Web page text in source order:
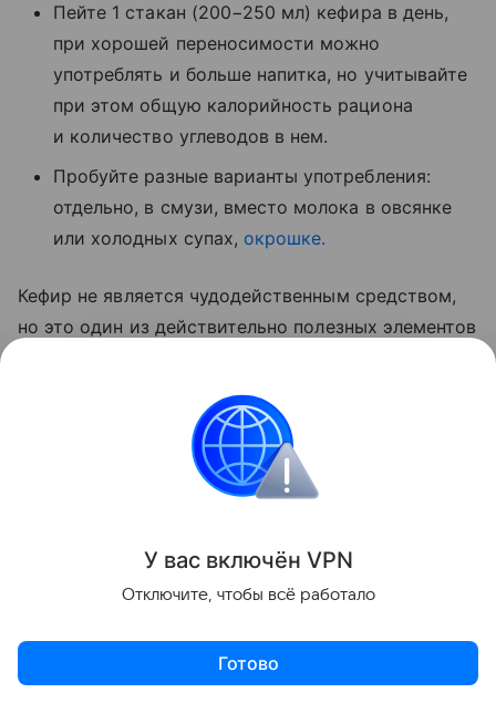
Пейте 1 стакан (200−250 мл) кефира в день,
при хорошей переносимости можно
употреблять и больше напитка, но учитывайте
при этом общую калорийность рациона
и количество углеводов в нем.
Пробуйте разные варианты употребления:
отдельно, в смузи, вместо молока в овсянке
или холодных супах, окрошке.
Кефир не является чудодейственным средством,
но это один из действительно полезных элементов
поддерживает кишечник, кости и обмен веществ.
рассказывалио том, что любимые в
детстве напитки могут повышать давление спустя
Поделиться
У вас включён VPN
Отключите, чтобы всё работало
Готово